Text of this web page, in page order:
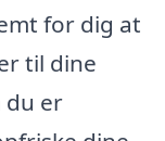
for dig at
til dine
du er